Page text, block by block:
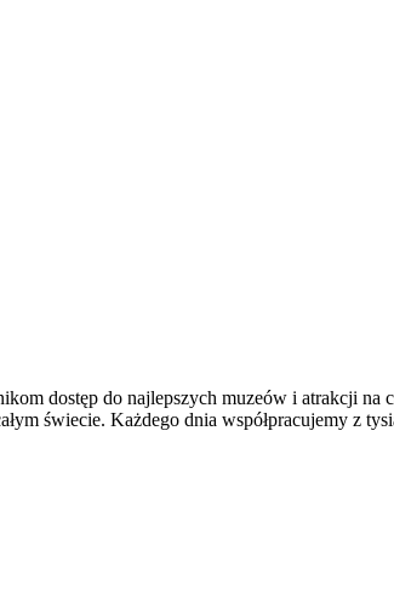
dostęp do najlepszych muzeów i atrakcji
świecie. Każdego dnia współpracujemy z